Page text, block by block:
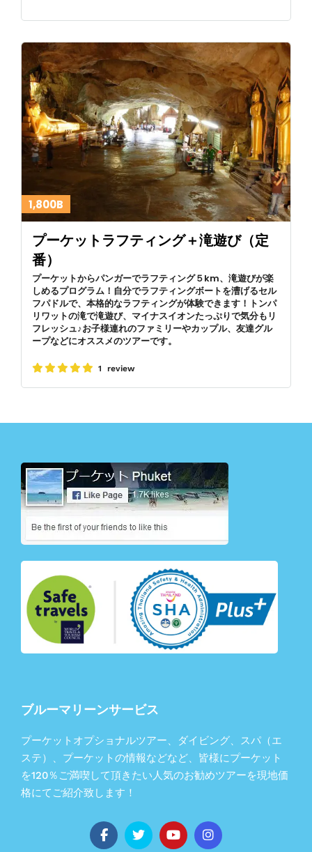
1,800B
プーケットラフティング＋滝遊び（定
番）
プーケットからパンガーでラフティング５km、滝遊びが楽
しめるプログラム！自分でラフティングボートを漕げるセル
フパドルで、本格的なラフティングが体験できます！トンパ
リワットの滝で滝遊び、マイナスイオンたっぷりで気分もリ
フレッシュ♪お子様連れのファミリーやカップル、友達グル
ープなどにオススメのツアーです。
1 review
ブルーマリーンサービス
プーケットオプショナルツアー、ダイビング、スパ（エ
ステ）、プーケットの情報などなど、皆様にプーケット
を120％ご満喫して頂きたい人気のお勧めツアーを現地価
格にてご紹介致します！